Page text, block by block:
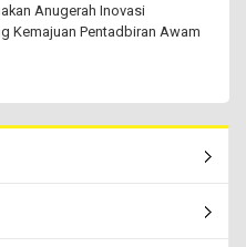
Anugerah Inovasi
Kemajuan Pentadbiran Awam